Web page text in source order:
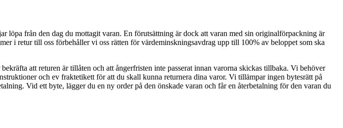
löpa från den dag du mottagit varan. En förutsättning är dock att varan med sin originalförpackning är
i retur till oss förbehåller vi oss rätten för värdeminskningsavdrag upp till 100% av beloppet som ska
att returen är tillåten och att ångerfristen inte passerat innan varorna skickas tillbaka. Vi behöver
och ev fraktetikett för att du skall kunna returnera dina varor. Vi tillämpar ingen bytesrätt på
Vid ett byte, lägger du en ny order på den önskade varan och får en återbetalning för den varan du